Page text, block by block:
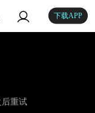
下载APP
重试